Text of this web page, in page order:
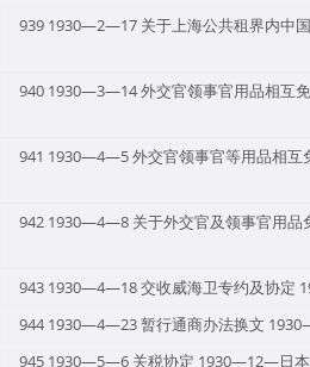
939 1930—2—17 关于上海公共租界内中
940 1930—3—14 外交官领事官用品相互
941 1930—4—5 外交官领事官等用品相
942 1930—4—8 关于外交官及领事官用
943 1930—4—18 交收威海卫专约及协定
944 1930—4—23 暂行通商办法换文
945 1930—5—6 关税协定 1930—12—日本